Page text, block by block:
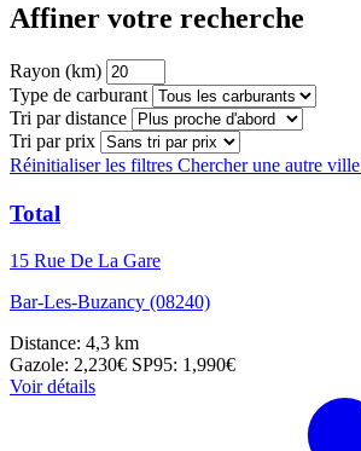
Affiner votre recherche
Rayon (km)
Type de carburant
Tri par distance
Tri par prix
Réinitialiser les filtres Chercher une autre ville
Total
15 Rue De La Gare
Bar-Les-Buzancy (08240)
Distance: 4,3 km
Gazole: 2,230€ SP95: 1,990€
Voir détails